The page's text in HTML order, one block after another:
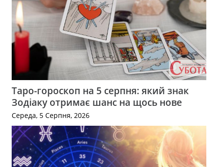
Таро-гороскоп на 5 серпня: який знак
Зодіаку отримає шанс на щось нове
Середа, 5 Серпня, 2026